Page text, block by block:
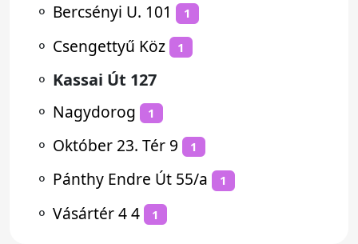
⚬ Bercsényi U. 101 1
⚬ Csengettyű Köz 1
⚬ Kassai Út 127
⚬ Nagydorog 1
⚬ Október 23. Tér 9 1
⚬ Pánthy Endre Út 55/a 1
⚬ Vásártér 4 4 1